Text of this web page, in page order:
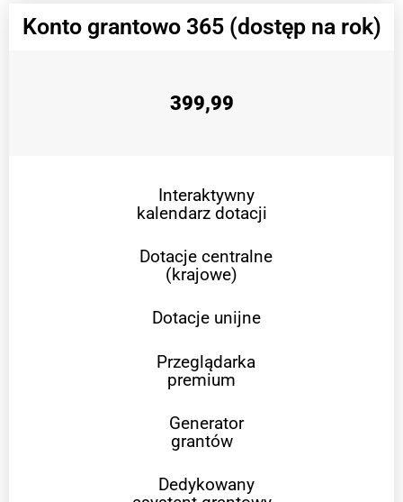
Konto grantowo 365 (dostęp na rok)
399,99
Interaktywny
kalendarz dotacji
Dotacje centralne
(krajowe)
Dotacje unijne
Przeglądarka
premium
Generator
grantów
Dedykowany